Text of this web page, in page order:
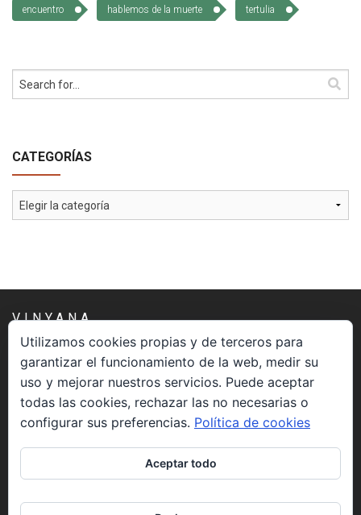
Noticias
Vídeos
Cómo Colaborar
encuentro hablemos de la muerte tertulia
CATEGORÍAS
Categorías
VINYANA
Una asociación constituida sin ánimo de lucro cuya misión
es atender los aspectos espirituales relacionados con el
proceso vivir el morir.
Utilizamos cookies propias y de terceros para
garantizar el funcionamiento de la web, medir su
uso y mejorar nuestros servicios. Puede aceptar
todas las cookies, rechazar las no necesarias o
configurar sus preferencias. Política de cookies
Aceptar todo